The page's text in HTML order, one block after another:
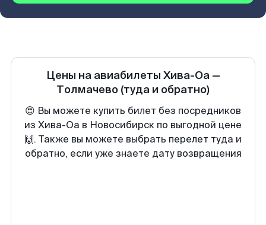
Цены на авиабилеты Хива-Оа—
Толмачево (туда и обратно)
😍 Вы можете купить билет без посредников
из Хива-Оа в Новосибирск по выгодной цене
🙌. Также вы можете выбрать перелет туда и
обратно, если уже знаете дату возвращения